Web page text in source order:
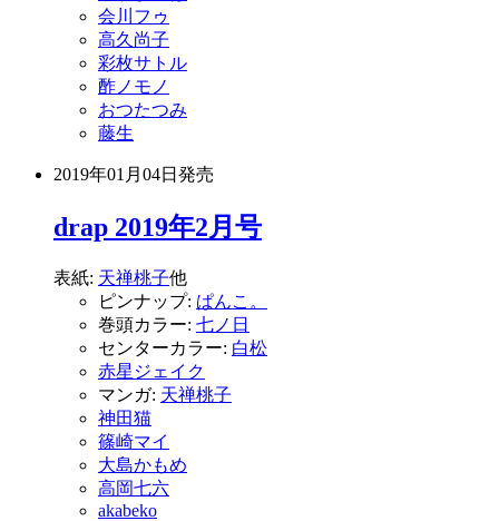
会川フゥ
高久尚子
彩枚サトル
酢ノモノ
おつたつみ
藤生
2019年01月04日 発売
drap 2019年2月号
表紙: 天禅桃子他
ピンナップ: ぱんこ。
巻頭カラー: 七ノ日
センターカラー: 白松
赤星ジェイク
マンガ: 天禅桃子
神田猫
篠崎マイ
大島かもめ
高岡七六
akabeko